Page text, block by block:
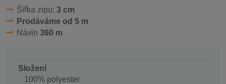
Šířka zipu: 3 cm
Prodáváme od 5 m
Návin 360 m
Složení
100% polyester